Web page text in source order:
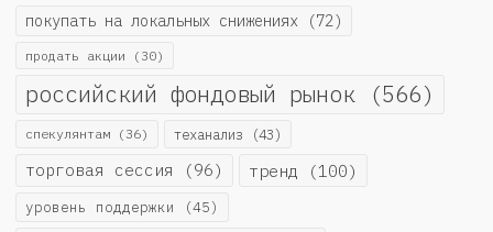
покупать на локальных снижениях (72)
продать акции (30)
российский фондовый рынок (566)
спекулянтам (36) теханализ (43)
торговая сессия (96) тренд (100)
уровень поддержки (45)